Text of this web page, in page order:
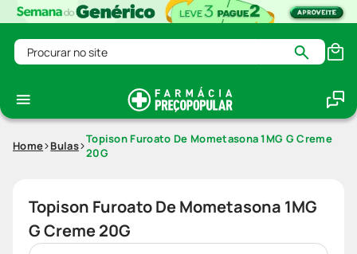
Procurar no site
Home Bulas Topison Furoato De Mometasona 1MG G Creme
20G
Topison Furoato De Mometasona 1MG
G Creme 20G